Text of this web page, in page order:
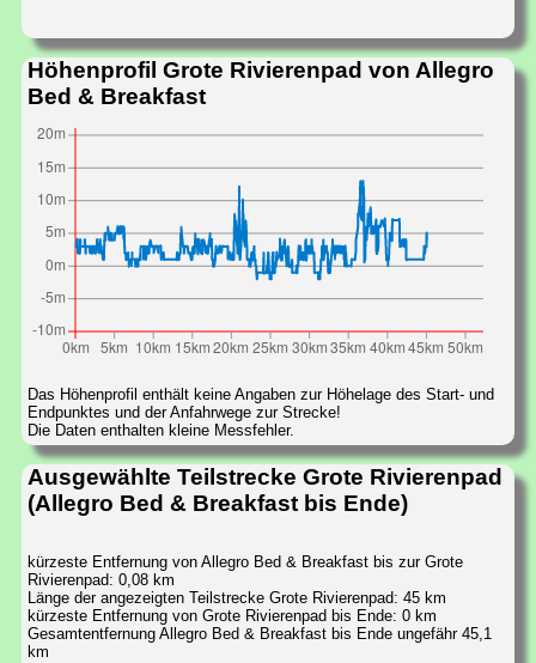
Höhenprofil Grote Rivierenpad von Allegro
Bed & Breakfast
Das Höhenprofil enthält keine Angaben zur Höhelage des Start- und
Endpunktes und der Anfahrwege zur Strecke!
Die Daten enthalten kleine Messfehler.
Ausgewählte Teilstrecke Grote Rivierenpad
(Allegro Bed & Breakfast bis Ende)
kürzeste Entfernung von Allegro Bed & Breakfast bis zur Grote
Rivierenpad: 0,08 km
Länge der angezeigten Teilstrecke Grote Rivierenpad: 45 km
kürzeste Entfernung von Grote Rivierenpad bis Ende: 0 km
Gesamtentfernung Allegro Bed & Breakfast bis Ende ungefähr 45,1
km